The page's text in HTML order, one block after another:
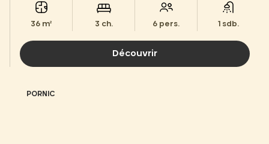
36 m² 3 ch. 6 pers. 1 sdb.
Découvrir
PORNIC